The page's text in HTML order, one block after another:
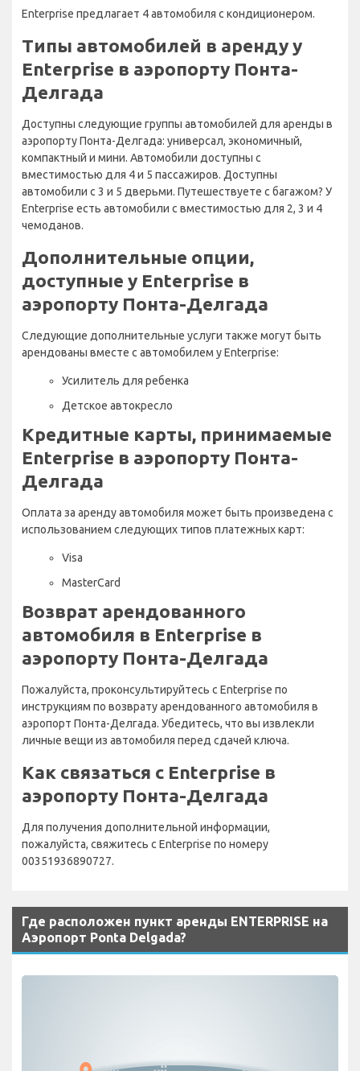
Enterprise предлагает 4 автомобиля с кондиционером.
Типы автомобилей в аренду у
Enterprise в аэропорту Понта-
Делгада
Доступны следующие группы автомобилей для аренды в
аэропорту Понта-Делгада: универсал, экономичный,
компактный и мини. Автомобили доступны с
вместимостью для 4 и 5 пассажиров. Доступны
автомобили с 3 и 5 дверьми. Путешествуете с багажом? У
Enterprise есть автомобили с вместимостью для 2, 3 и 4
чемоданов.
Дополнительные опции,
доступные у Enterprise в
аэропорту Понта-Делгада
Следующие дополнительные услуги также могут быть
арендованы вместе с автомобилем у Enterprise:
Усилитель для ребенка
Детское автокресло
Кредитные карты, принимаемые
Enterprise в аэропорту Понта-
Делгада
Оплата за аренду автомобиля может быть произведена с
использованием следующих типов платежных карт:
Visa
MasterCard
Возврат арендованного
автомобиля в Enterprise в
аэропорту Понта-Делгада
Пожалуйста, проконсультируйтесь с Enterprise по
инструкциям по возврату арендованного автомобиля в
аэропорт Понта-Делгада. Убедитесь, что вы извлекли
личные вещи из автомобиля перед сдачей ключа.
Как связаться с Enterprise в
аэропорту Понта-Делгада
Для получения дополнительной информации,
пожалуйста, свяжитесь с Enterprise по номеру
00351936890727.
Где расположен пункт аренды ENTERPRISE на
Аэропорт Ponta Delgada?